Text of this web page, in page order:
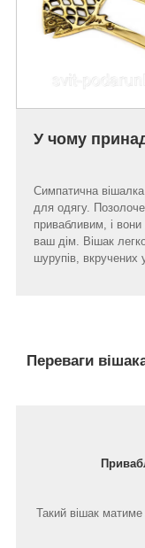
У чому
Симпатична вішалка
для одягу.
привабливим, і
ваш дім. Вішак
шурупів, вкручених
Переваги
Такий вішак матиме